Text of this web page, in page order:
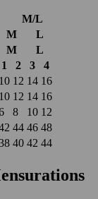
M/L
M
L
M
L
1 2 3
4
10 12 14 16
10 12 14 16
8 10 12
44 46 48
40 42 44